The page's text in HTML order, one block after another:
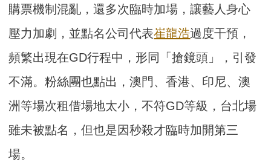
購票機制混亂，還多次臨時加場，讓藝人身心
壓力加劇，並點名公司代表崔龍浩過度干預，
頻繁出現在GD行程中，形同「搶鏡頭」，引發
不滿。粉絲團也點出，澳門、香港、印尼、澳
洲等場次租借場地太小，不符GD等級，台北場
雖未被點名，但也是因秒殺才臨時加開第三
場。